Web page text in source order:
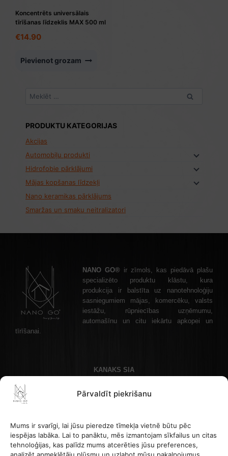
Pārvaldīt piekrišanu
Mums ir svarīgi, lai jūsu pieredze tīmekļa vietnē būtu pēc
iespējas labāka. Lai to panāktu, mēs izmantojam sīkfailus un citas
tehnoloģijas, kas palīdz mums atcerēties jūsu preferences,
Koncentrēts universālais
tīrīšanas līdzeklis MAX 500 ml
€14.90
Pievienot grozam
Meklēt:
PRODUKTU KATEGORIJAS
Akcijas
Automobiļu produkti
Hidrofobie pārklājumi
Mājas kopšanas līdzekļi
Nano keramikas pārklājums
Smaržas un smaku neitralizatori
NANO GO® ir zīmols, kas piedāvā plašu
specializēto produktu klāstu, kura
produkcija ir balstīta uz nanotehnoloģiju
sasniegumiem mājas, komercēku, valsts
iestāžu, rūpniecības uzņēmumu,
automašīnu un citu iekārtu apkopei un
tīrīšanai.
KANAKS SIA
Kontakttālrunis: +37122336465 , e-pasta adrese: info@nanogo.lv
PVN LV45403034175